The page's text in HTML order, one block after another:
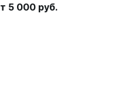
5 000 руб.